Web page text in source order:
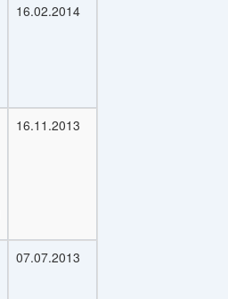
16.02.2014
16.11.2013
07.07.2013